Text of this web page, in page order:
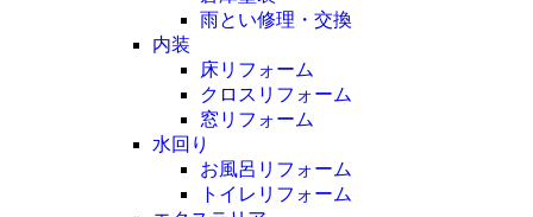
雨とい修理・交換
内装
床リフォーム
クロスリフォーム
窓リフォーム
水回り
お風呂リフォーム
トイレリフォーム